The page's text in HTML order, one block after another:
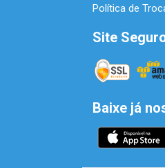
Política de
Site
Baixe já